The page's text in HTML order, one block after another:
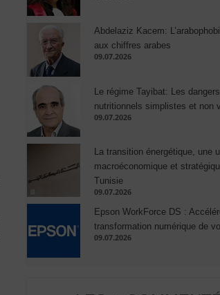
Abdelaziz Kacem:
aux chiffres arabes
09.07.2026
Le régime Tayibat: Les
nutritionnels simplistes et non
09.07.2026
La transition énergétique, une
macroéconomique et
Tunisie
09.07.2026
Epson WorkForce DS :
transformation numérique de
09.07.2026